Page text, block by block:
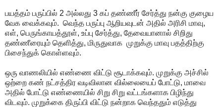
பயத்தம் பருப்பில் 2 அல்லது 3 கப் தண்ணீர் சேர்த்து நன்கு குழைய
வேக வைக்கவும். வெந்த பருப்பு ஆறியவுடன் அதில் அரிசி மாவு,
எள், பெருங்காயத்தூள், உப்பு சேர்த்து, தேவையானால் சிறிது
தண்ணீரையும் தெளித்து, மிருதுவாக முறுக்கு மாவு பதத்திற்கு
பிசைந்துக் கொள்ளவும்.
ஒரு வாணலியில் எண்ணை விட்டு சூடாக்கவும். முறுக்கு அச்சில்
ஒற்றை கண் நட்சத்திர வடிவிலான வில்லையைப் போட்டு, மாவை
அதில் போட்டு எண்ணையில் சிறு சிறு வட்டங்களாக பிழிந்து
விடவும். முறுக்கை திருப்பி விட்டு நன்றாக வெந்ததும் எடுத்து